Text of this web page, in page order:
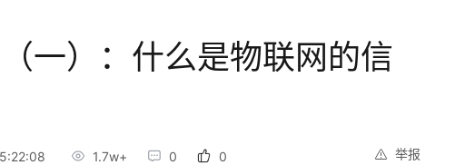
一）：什么是物联网的信
举报
1.7w+ 0 0